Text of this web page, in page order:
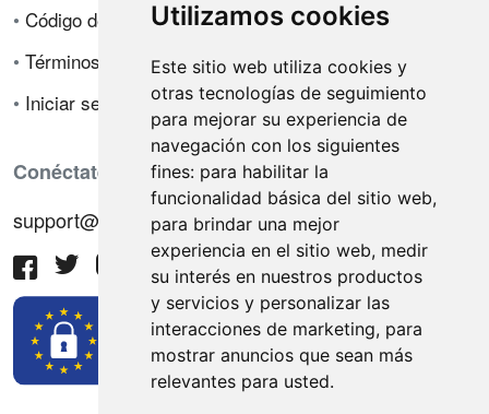
Utilizamos cookies
Este sitio web utiliza cookies y
otras tecnologías de seguimiento
para mejorar su experiencia de
navegación con los siguientes
fines: para habilitar la
funcionalidad básica del sitio web,
para brindar una mejor
experiencia en el sitio web, medir
su interés en nuestros productos
y servicios y personalizar las
interacciones de marketing, para
mostrar anuncios que sean más
relevantes para usted.
• Código de ética
• Términos de venta
• Iniciar sesión
Conéctate con nosotros
support@hiringnotes.com